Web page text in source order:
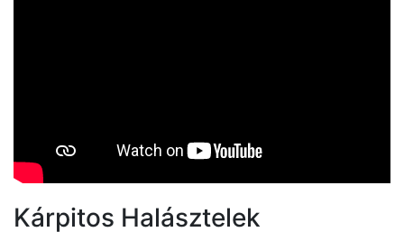
Kárpitos Halásztelek